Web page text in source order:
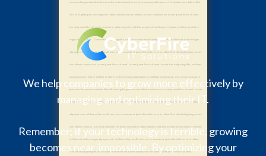
accusam aliquyam diam diam dolore dolores duo eirmod eos erat, et nonumy sed tempor et et invidunt justo labore Stet
clita ea et gubergren, kasd magna no rebum. sanctus sea sed takimata ut vero voluptua. est Lorem ipsum dolor sit amet.
Lorem ipsum dolor sit amet, consetetur sadipscing elitr, sed diam nonumy eirmod tempor invidunt ut labore et dolore
magna aliquyam erat. Consetetur sadipscing elitr, sed diam nonumy eirmod tempor invidunt ut labore et dolore magna
aliquyam erat, sed diam voluptua. At vero eos et accusam et justo duo dolores et ea rebum. Stet clita kasd gubergren, no
sea takimata sanctus est Lorem ipsum dolor sit amet. Lorem ipsum dolor sit amet, consetetur sadipscing elitr, sed diam
nonumy eirmod tempor invidunt ut labore et dolore magna aliquyam erat, sed diam voluptua. At vero eos et accusam et
justo duo dolores et ea rebum. Stet clita kasd gubergren, no sea takimata sanctus est Lorem ipsum dolor sit amet. Lorem
ipsum dolor sit amet, consetetur sadipscing elitr, sed diam nonumy eirmod tempor invidunt ut labore et dolore magna
aliquyam erat, sed diam voluptua. At vero eos et accusam et justo duo dolores et ea rebum. Stet clita kasd gubergren, no
sea takimata sanctus. Lorem ipsum dolor sit amet, consetetur sadipscing elitr, sed diam nonumy eirmod tempor invidunt
ut labore et dolore magna aliquyam erat, sed diam voluptua. At vero eos et accusam et justo duo dolores et ea rebum.
Stet clita kasd gubergren, no sea takimata sanctus est Lorem ipsum dolor sit amet. Lorem ipsum dolor sit amet,
We help companies to grow more effectively by
managing and optimizing their IT.
Remember; if your technology is terrible, growing
becomes near-impossible. By optimizing your